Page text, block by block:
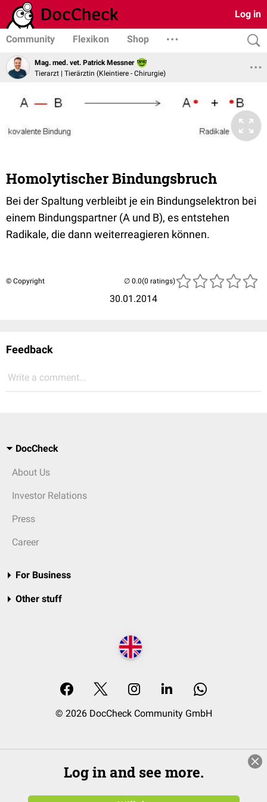
Log in
Community Flexikon Shop
Mag. med. vet. Patrick Messner
Tierarzt | Tierärztin (Kleintiere - Chirurgie)
Homolytischer Bindungsbruch
Bei der Spaltung verbleibt je ein Bindungselektron bei
einem Bindungspartner (A und B), es entstehen
Radikale, die dann weiterreagieren können.
© Copyright
30.01.2014
(0 ratings)
Feedback
Write a comment...
DocCheck
About Us
Investor Relations
Press
Career
For Business
Other stuff
© 2026 DocCheck Community GmbH
Log in and see more.